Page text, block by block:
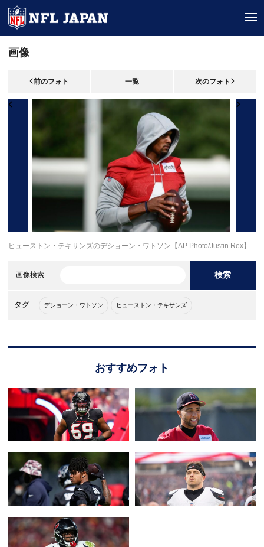
画像
前のフォト 一覧 次のフォト
ヒューストン・テキサンズのデショーン・ワトソン【AP Photo/Justin Rex】
画像検索 検索
タグ デショーン・ワトソン ヒューストン・テキサンズ
おすすめフォト